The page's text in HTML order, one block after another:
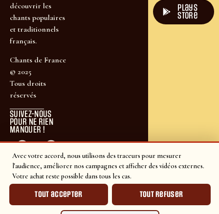
Avec votre accord, nous utilisons des traceurs pour mesurer
l'audience, améliorer nos campagnes et afficher des vidéos externes.
Votre achat reste possible dans tous les cas.
Tout accepter Tout refuser
découvrir les
chants populaires
et traditionnels
français.
Chants de France
© 2025
Tous droits
réservés
SUIVEZ-NOUS
POUR NE RIEN
MANQUER !
plays
store